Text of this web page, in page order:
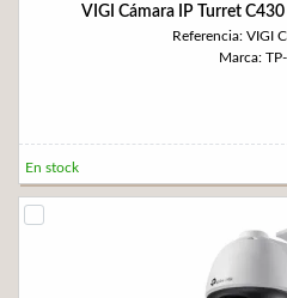
VIGI Cámara IP Turret
Referencia: VIGI
Marca:
En stock